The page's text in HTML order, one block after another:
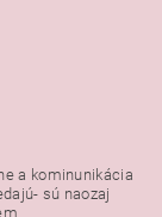
a kominunikácia
sú naozaj